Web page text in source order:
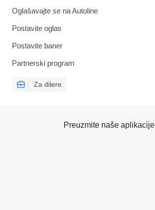
Oglašavajte se na Autoline
Postavite oglas
Postavite baner
Partnerski program
Za dilere
Preuzmite naše aplikacije